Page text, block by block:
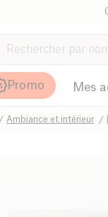
Promo Mes
Ambiance et intérieur